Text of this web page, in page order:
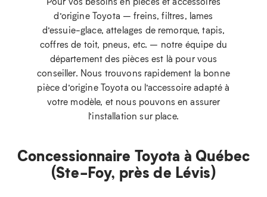
d’origine Toyota – freins, filtres, lames
d’essuie-glace, attelages de remorque, tapis,
coffres de toit, pneus, etc. – notre équipe du
département des pièces est là pour vous
conseiller. Nous trouvons rapidement la bonne
pièce d’origine Toyota ou l’accessoire adapté à
votre modèle, et nous pouvons en assurer
l’installation sur place.
Concessionnaire Toyota à Québec
(Ste-Foy, près de Lévis)